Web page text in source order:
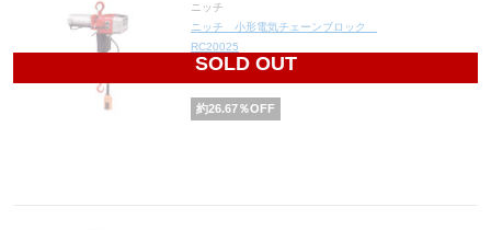
SOLD OUT
ニッチ
ニッチ 小形電気チェーンブロック
RC20025
88,440
約26.67％OFF